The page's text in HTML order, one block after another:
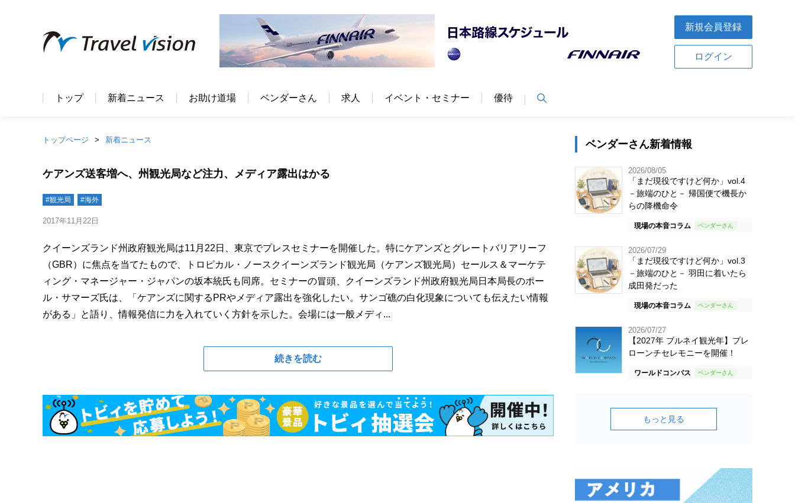
新規会員登録
ログイン
トップ 新着ニュース お助け道場 ベンダーさん 求人 イベント・セミナー 優待
トップページ 新着ニュース
ケアンズ送客増へ、州観光局など注力、メディア露出はかる
#観光局 #海外
2017年11月22日
クイーンズランド州政府観光局は11月22日、東京でプレスセミナーを開催した。特にケアンズとグレートバリアリーフ
（GBR）に焦点を当てたもので、トロピカル・ノースクイーンズランド観光局（ケアンズ観光局）セールス＆マーケテ
ィング・マネージャー・ジャパンの坂本統氏も同席。セミナーの冒頭、クイーンズランド州政府観光局日本局長のポー
ル・サマーズ氏は、「ケアンズに関するPRやメディア露出を強化したい。サンゴ礁の白化現象についても伝えたい情報
がある」と語り、情報発信に力を入れていく方針を示した。会場には一般メディ...
続きを読む
ベンダーさん新着情報
2026/08/05
「まだ現役ですけど何か」vol.4
－旅端のひと－ 帰国便で機長か
らの降機命令
現場の本音コラム
2026/07/29
「まだ現役ですけど何か」vol.3
－旅端のひと－ 羽田に着いたら
成田発だった
現場の本音コラム
2026/07/27
【2027年 ブルネイ観光年】プレ
ローンチセレモニーを開催！
ワールドコンパス
もっと見る